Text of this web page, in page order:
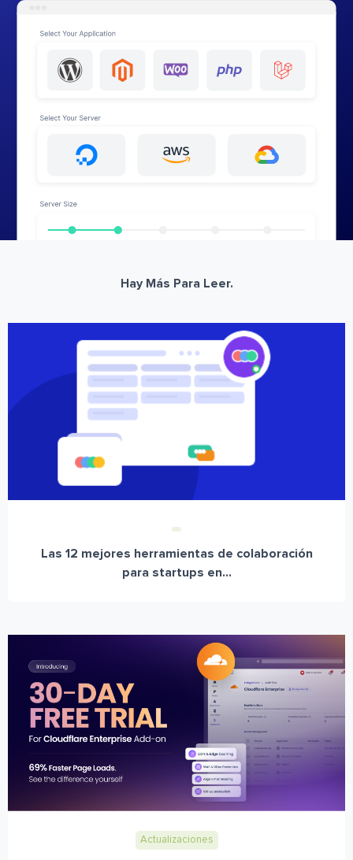
Hay Más Para Leer.
Las 12 mejores herramientas de colaboración
para startups en...
Actualizaciones